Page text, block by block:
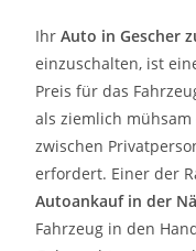
IhrAuto inGescher
einzuschalten, ist
Preis für das
als ziemlich
zwischen
erfordert. Einer der
Autoankauf in der
Fahrzeug in den